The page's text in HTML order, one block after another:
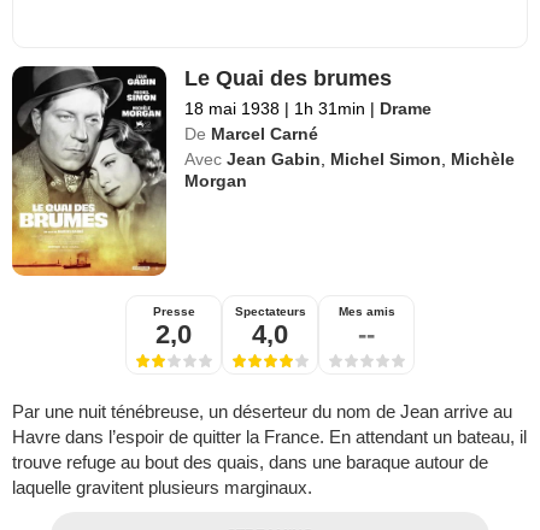
Le Quai des brumes
18 mai 1938 | 1h 31min | Drame
De Marcel Carné
Avec Jean Gabin Michel Simon
Michèle
Morgan
Presse
2,0
Spectateurs
4,0
Mes amis
--
Par une nuit ténébreuse, un déserteur du nom de Jean arrive au
Havre dans l’espoir de quitter la France. En attendant un bateau, il
trouve refuge au bout des quais, dans une baraque autour de
laquelle gravitent plusieurs marginaux.